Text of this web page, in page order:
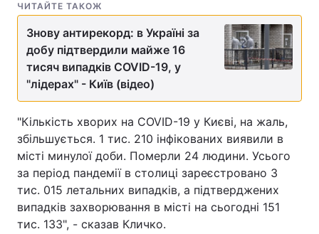
ЧИТАЙТЕ ТАКОЖ
Знову антирекорд: в Україні за
добу підтвердили майже 16
тисяч випадків COVID-19, у
"лідерах" - Київ (відео)
"Кількість хворих на COVID-19 у Києві, на жаль,
збільшується. 1 тис. 210 інфікованих виявили в
місті минулої доби. Померли 24 людини. Усього
за період пандемії в столиці зареєстровано 3
тис. 015 летальних випадків, а підтверджених
випадків захворювання в місті на сьогодні 151
тис. 133", - сказав Кличко.